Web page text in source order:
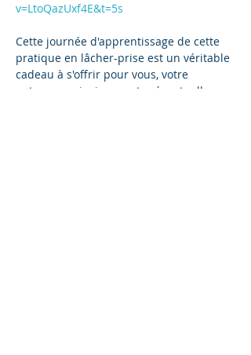
v=LtoQazUxf4E&t=5s
Cette journée d'apprentissage de cette
pratique en lâcher-prise est un véritable
cadeau à s'offrir pour vous, votre
entourage ainsi que votre éventuelle